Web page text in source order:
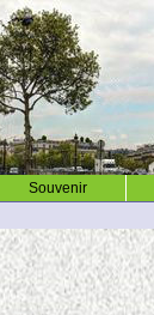
Souvenir